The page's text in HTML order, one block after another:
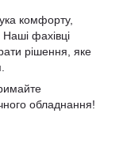
комфорту,
Наші фахівці
рішення, яке
обладнання!